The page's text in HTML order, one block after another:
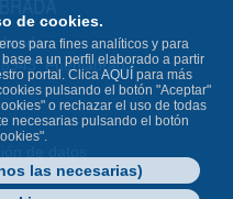
Fuenlabrada
Accesibilidad
de cookies.
para fines analíticos y para
a un perfil elaborado a partir
portal. ClicaAQUÍ para más
pulsando el botón "Aceptar"
o rechazar el uso de todas
necesarias pulsando el botón
las necesarias)